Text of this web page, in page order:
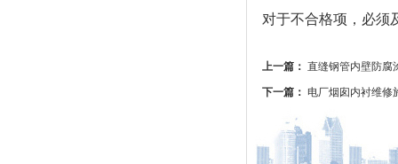
对于不合格项，必须
上一篇： 直缝钢管内壁防腐
下一篇： 电厂烟囱内衬维修